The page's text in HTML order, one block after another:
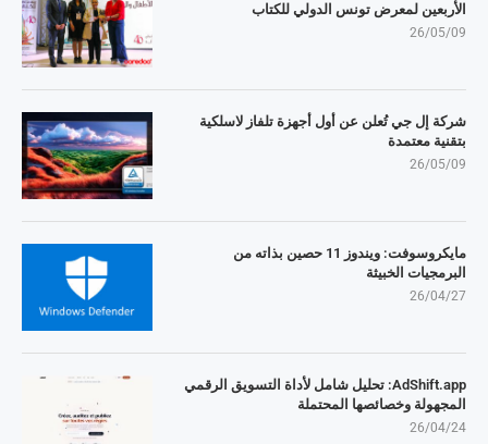
الأربعين لمعرض تونس الدولي للكتاب
26/05/09
شركة إل جي تُعلن عن أول أجهزة تلفاز لاسلكية
بتقنية معتمدة
26/05/09
مايكروسوفت: ويندوز 11 حصين بذاته من
البرمجيات الخبيثة
26/04/27
AdShift.app: تحليل شامل لأداة التسويق الرقمي
المجهولة وخصائصها المحتملة
26/04/24